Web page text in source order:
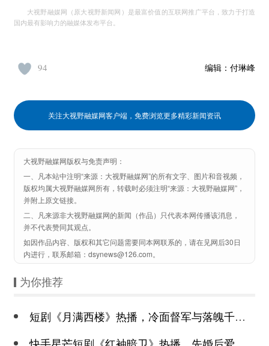
大视野融媒网（原大视野新闻网）是最富价值的互联网推广平台，致力于打造
国内最有影响力的融媒体发布平台。
编辑： 付琳峰
94
关注大视野融媒网客户端，免费浏览更多精彩新闻资讯
大视野融媒网版权与免责声明：
一、凡本站中注明“来源：大视野融媒网”的所有文字、图片和音视频，
版权均属大视野融媒网所有，转载时必须注明“来源：大视野融媒网”，
并附上原文链接。
二、凡来源非大视野融媒网的新闻（作品）只代表本网传播该消息，
并不代表赞同其观点。
如因作品内容、版权和其它问题需要同本网联系的，请在见网后30日
内进行，联系邮箱：dsynews@126.com。
为你推荐
短剧《月满西楼》热播，冷面督军与落魄千金谱写民国传奇